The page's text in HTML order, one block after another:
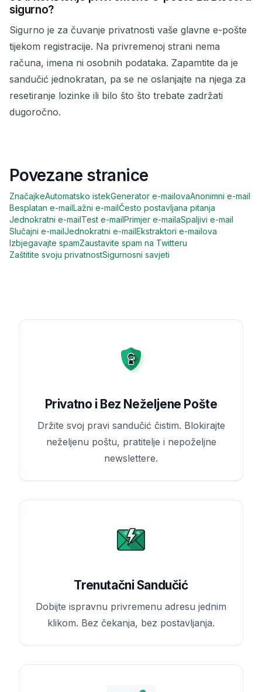
sigurno?
Sigurno je za čuvanje privatnosti vaše glavne e-pošte
tijekom registracije. Na privremenoj strani nema
računa, imena ni osobnih podataka. Zapamtite da je
sandučić jednokratan, pa se ne oslanjajte na njega za
resetiranje lozinke ili bilo što što trebate zadržati
dugoročno.
Povezane stranice
ZnačajkeAutomatsko istekGenerator e-mailovaAnonimni e-mail
Besplatan e-mailLažni e-mailČesto postavljana pitanja
Jednokratni e-mailTest e-mailPrimjer e-mailaSpaljivi e-mail
Slučajni e-mailJednokratni e-mailEkstraktori e-mailova
Izbjegavajte spamZaustavite spam na Twitteru
Zaštitite svoju privatnostSigurnosni savjeti
Privatno i Bez Neželjene Pošte
Držite svoj pravi sandučić čistim. Blokirajte
neželjenu poštu, pratitelje i nepoželjne
newslettere.
Trenutačni Sandučić
Dobijte ispravnu privremenu adresu jednim
klikom. Bez čekanja, bez postavljanja.